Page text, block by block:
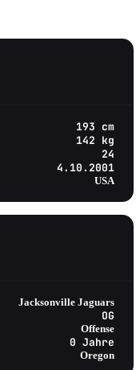
193 cm
142 kg
24
4.10.2001
USA
Jacksonville Jaguars
OG
Offense
0 Jahre
Oregon